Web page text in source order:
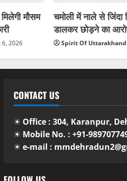
मौसम
2026
चमोली में नाले से
डालकर छोड़ने का
Spirit Of Uttarakhand
CONTACT US
☀ Office : 304, Karanpur,
☀ Mobile No. : +91-
☀ e-mail :